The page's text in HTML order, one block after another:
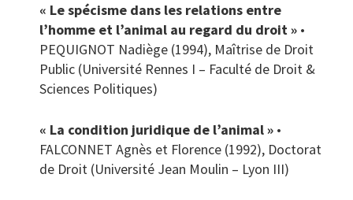
« Le spécisme dans les relations entre
l’homme et l’animal au regard du droit » •
PEQUIGNOT Nadiège (1994), Maîtrise de Droit
Public (Université Rennes I – Faculté de Droit &
Sciences Politiques)
« La condition juridique de l’animal » •
FALCONNET Agnès et Florence (1992), Doctorat
de Droit (Université Jean Moulin – Lyon III)